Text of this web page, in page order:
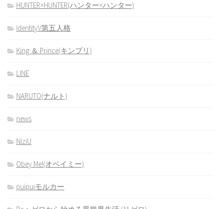
HUNTER×HUNTER(ハンター×ハンター)
IdentityV第五人格
King ＆ Prince(キンプリ)
LINE
NARUTO(ナルト)
news
NiziU
Obey Me!(オベイミー)
puipuiモルカー